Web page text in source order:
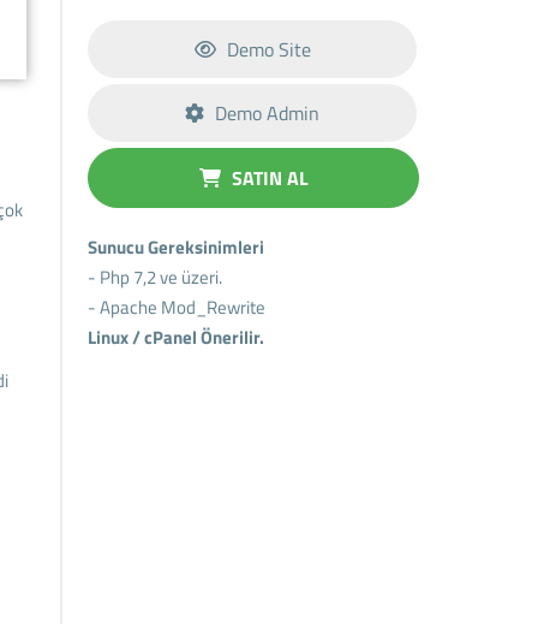
Demo Site
Demo Admin
SATIN AL
Sunucu Gereksinimleri
- Php 7,2 ve üzeri.
- Apache Mod_Rewrite
Linux / cPanel Önerilir.